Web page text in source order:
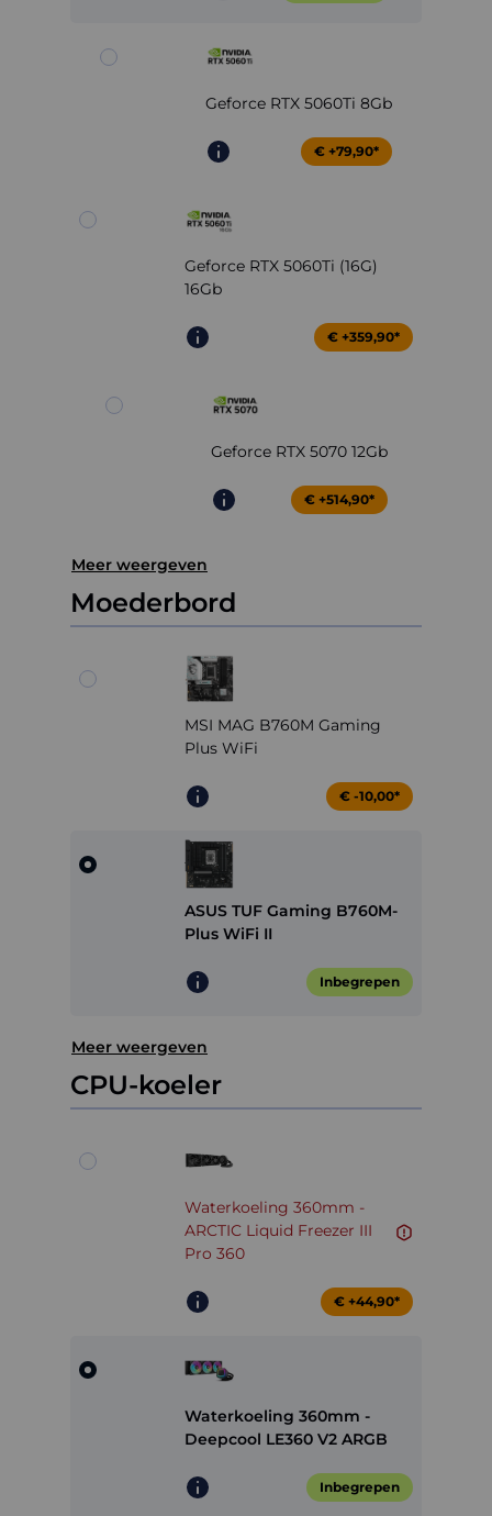
Geforce RTX 5060Ti 8Gb
€ +79,90*
Geforce RTX 5060Ti (16G)
16Gb
€ +359,90*
Geforce RTX 5070 12Gb
€ +514,90*
Meer weergeven
Moederbord
MSI MAG B760M Gaming
Plus WiFi
€ -10,00*
ASUS TUF Gaming B760M-
Plus WiFi II
Inbegrepen
Meer weergeven
CPU-koeler
Waterkoeling 360mm -
ARCTIC Liquid Freezer III
Pro 360
€ +44,90*
Waterkoeling 360mm -
Deepcool LE360 V2 ARGB
Inbegrepen